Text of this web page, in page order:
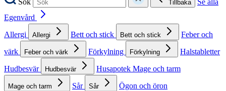
Sök
Tillbaka
Se alla
Egenvård
Allergi
Allergi Bett och stick Bett och stick
Feber och
värk
Feber och värk Förkylning Förkylning
Halstabletter
Hudbesvär
Hudbesvär Husapotek Mage och tarm
Mage och tarm Sår Sår Ögon och öron